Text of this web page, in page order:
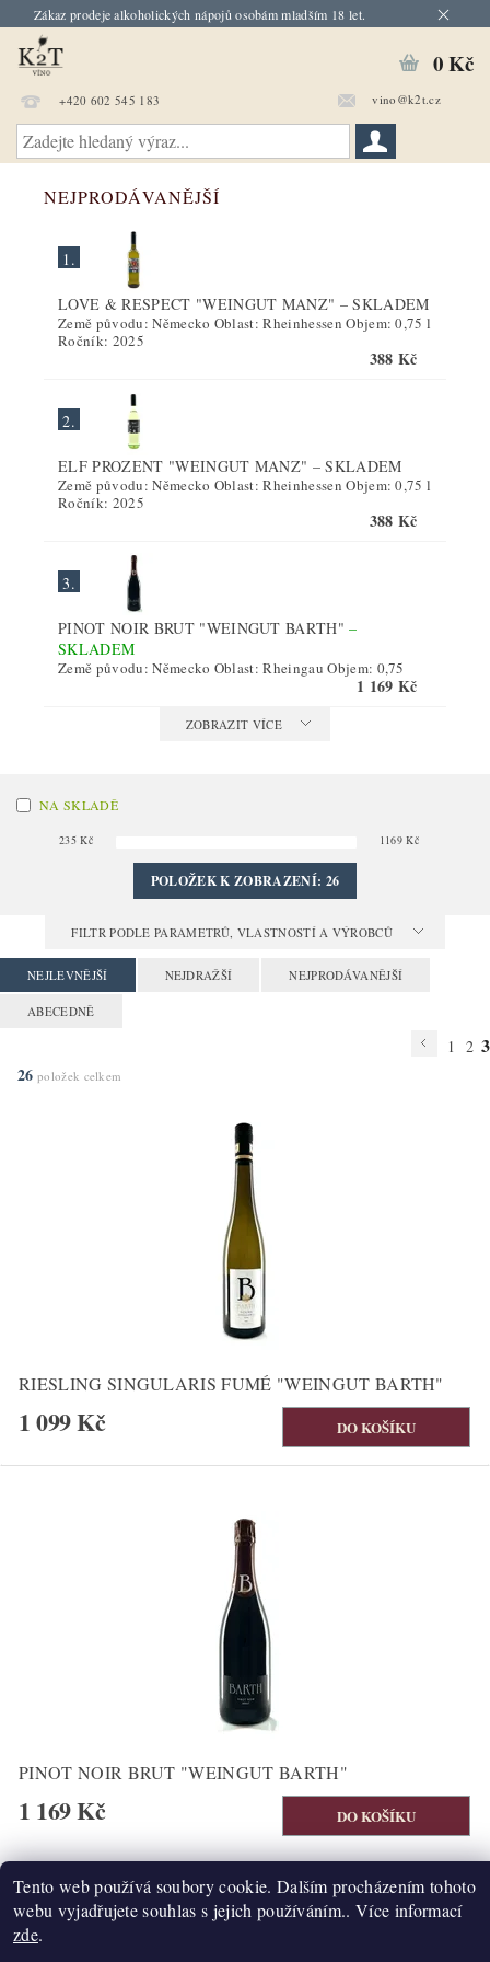
Zákaz prodeje alkoholických nápojů osobám mladším 18 let.
+420 602 545 183 vino@k2t.cz
0 Kč
NEJPRODÁVANĚJŠÍ
1.
LOVE & RESPECT "WEINGUT MANZ" –SKLADEM
Země původu: Německo Oblast: Rheinhessen Objem: 0,75 l
Ročník: 2025
388 Kč
2.
ELF PROZENT "WEINGUT MANZ" –SKLADEM
Země původu: Německo Oblast: Rheinhessen Objem: 0,75 l
Ročník: 2025
388 Kč
3.
PINOT NOIR BRUT "WEINGUT BARTH"–
SKLADEM
Země původu: Německo Oblast: Rheingau Objem: 0,75
1 169 Kč
ZOBRAZIT VÍCE
NA SKLADĚ
235 Kč 1169 Kč
POLOŽEK K ZOBRAZENÍ: 26
FILTR PODLE PARAMETRŮ, VLASTNOSTÍ A VÝROBCŮ
NEJLEVNĚJŠÍ NEJDRAŽŠÍ NEJPRODÁVANĚJŠÍ
ABECEDNĚ
1 2 3
26 položek celkem
RIESLING SINGULARIS FUMÉ "WEINGUT BARTH"
1 099 Kč
PINOT NOIR BRUT "WEINGUT BARTH"
1 169 Kč
1 2 3
Tento web používá soubory cookie. Dalším procházením tohoto
webu vyjadřujete souhlas s jejich používáním.. Více informací
zde.